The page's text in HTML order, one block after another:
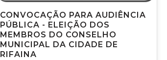
CONVOCAÇÃO PARA AUDIÊNCIA
PÚBLICA - ELEIÇÃO DOS
MEMBROS DO CONSELHO
MUNICIPAL DA CIDADE DE
RIFAINA